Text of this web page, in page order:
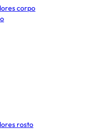
corpo
rosto